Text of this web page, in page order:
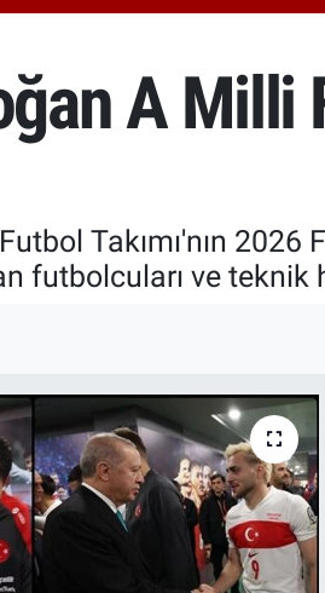
A Milli
Takımı'nın 2026
futbolcuları ve teknik